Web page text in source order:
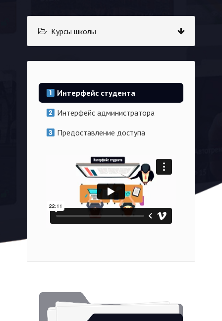
Курсы школы
Интерфейс студента
Интерфейс администратора
Предоставление доступа